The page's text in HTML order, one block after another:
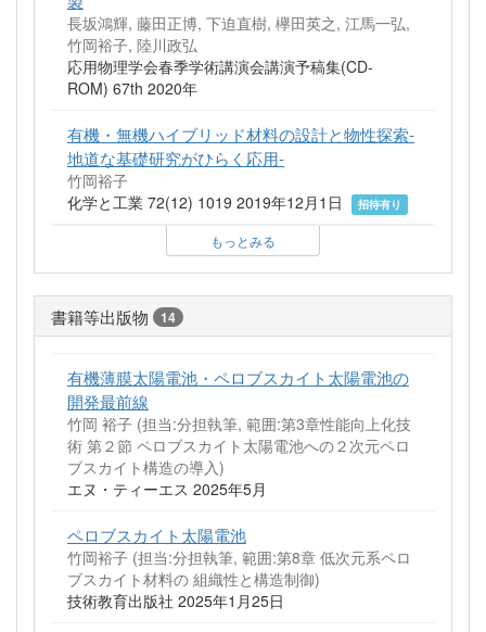
長坂鴻輝, 藤田正博, 下迫直樹, 欅田英之, 江馬一弘,
竹岡裕子, 陸川政弘
応用物理学会春季学術講演会講演予稿集(CD-
ROM) 67th 2020年
有機・無機ハイブリッド材料の設計と物性探索-
地道な基礎研究がひらく応用-
竹岡裕子
化学と工業 72(12) 1019 2019年12月1日
招待有り
もっとみる
書籍等出版物 14
有機薄膜太陽電池・ペロブスカイト太陽電池の
開発最前線
竹岡 裕子 (担当:分担執筆, 範囲:第3章性能向上化技
術 第２節 ペロブスカイト太陽電池への２次元ペロ
ブスカイト構造の導入)
エヌ・ティーエス 2025年5月
ペロブスカイト太陽電池
竹岡裕子 (担当:分担執筆, 範囲:第8章 低次元系ペロ
ブスカイト材料の 組織性と構造制御)
技術教育出版社 2025年1月25日